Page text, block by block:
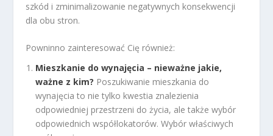
szkód i zminimalizowanie negatywnych konsekwencji
dla obu stron.
Powninno zainteresować Cię również:
Mieszkanie do wynajęcia – nieważne jakie,
ważne z kim? Poszukiwanie mieszkania do
wynajęcia to nie tylko kwestia znalezienia
odpowiedniej przestrzeni do życia, ale także wybór
odpowiednich współlokatorów. Wybór właściwych